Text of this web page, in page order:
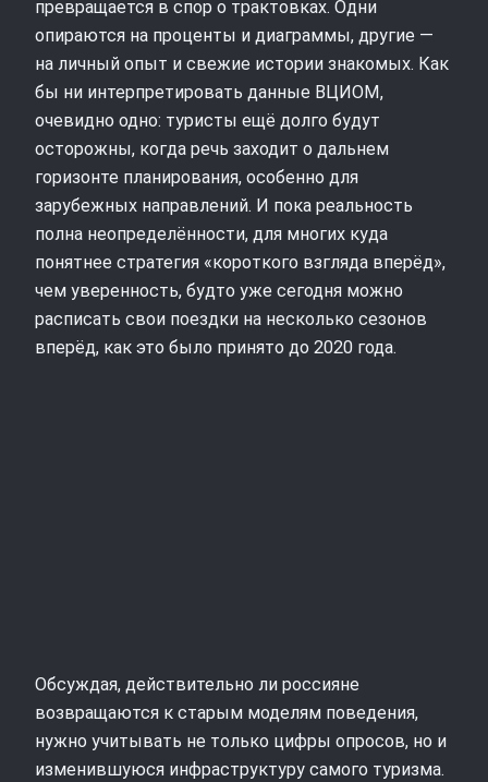
превращается в спор о трактовках. Одни
опираются на проценты и диаграммы, другие —
на личный опыт и свежие истории знакомых. Как
бы ни интерпретировать данные ВЦИОМ,
очевидно одно: туристы ещё долго будут
осторожны, когда речь заходит о дальнем
горизонте планирования, особенно для
зарубежных направлений. И пока реальность
полна неопределённости, для многих куда
понятнее стратегия «короткого взгляда вперёд»,
чем уверенность, будто уже сегодня можно
расписать свои поездки на несколько сезонов
вперёд, как это было принято до 2020 года.
Обсуждая, действительно ли россияне
возвращаются к старым моделям поведения,
нужно учитывать не только цифры опросов, но и
изменившуюся инфраструктуру самого туризма.